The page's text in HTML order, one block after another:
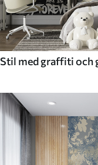
Stil med graffiti och